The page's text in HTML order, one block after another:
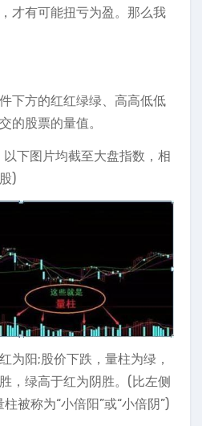
才有可能扭亏为盈。那么我
下方的红红绿绿、高高低低
的股票的量值。
下图片均截至大盘指数，相
)
为阳;股价下跌，量柱为绿，
，绿高于红为阴胜。(比左侧
被称为“小倍阳”或“小倍阴”)